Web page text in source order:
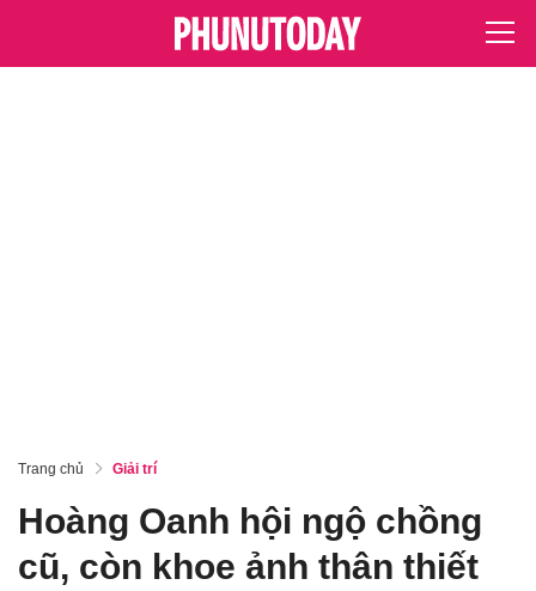
Trang chủ Giải trí
Hoàng Oanh hội ngộ chồng
cũ, còn khoe ảnh thân thiết